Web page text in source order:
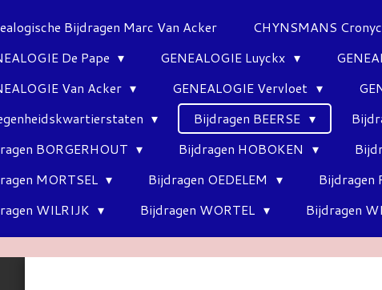
Bijdragen Marc Van Acker CHYNSMANS
De Pape
GENEALOGIE Luyckx
Van Acker
GENEALOGIE Vervloet
Bijdragen BEERSE
BORGERHOUT
Bijdragen HOBOKEN
MORTSEL
Bijdragen OEDELEM Bijdragen
WILRIJK
Bijdragen WORTEL Bijdragen